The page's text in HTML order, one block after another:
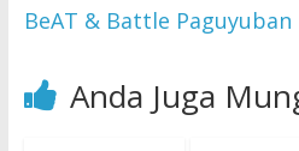
BeAT & Battle Paguyuban
Anda Juga